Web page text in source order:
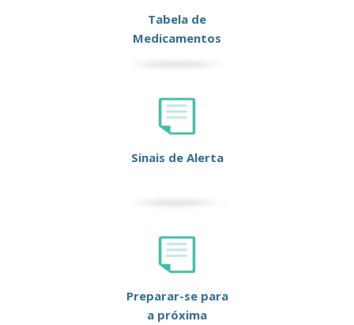
Tabela de
Medicamentos
Sinais de Alerta
Preparar-se para
a próxima